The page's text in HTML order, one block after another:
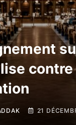
contre
21